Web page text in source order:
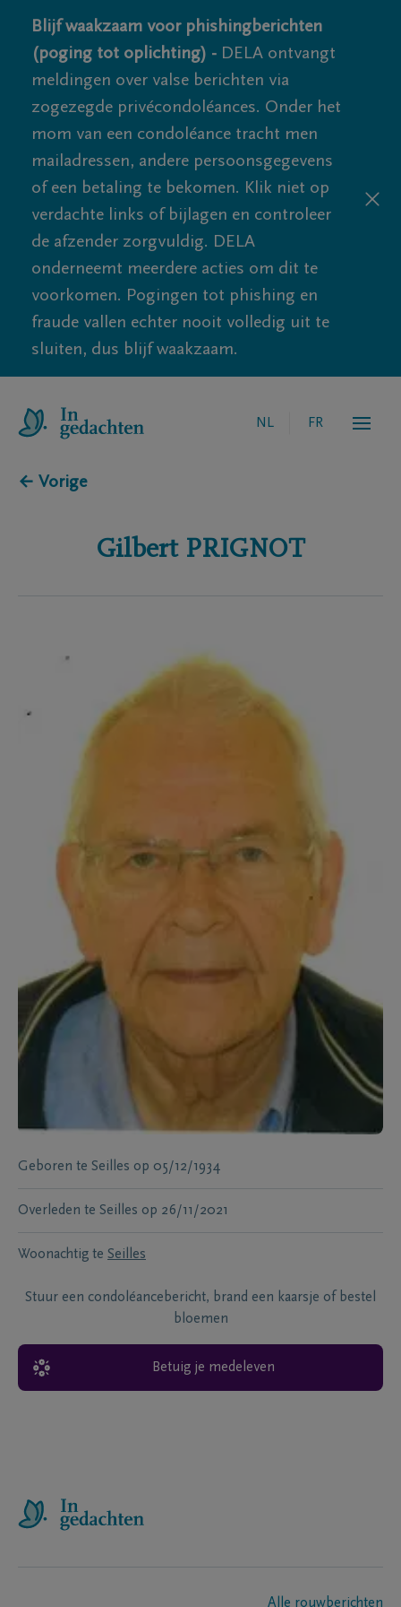
Blijf waakzaam voor phishingberichten
(poging tot oplichting) - DELA ontvangt
meldingen over valse berichten via
zogezegde privécondoléances. Onder het
mom van een condoléance tracht men
mailadressen, andere persoonsgegevens
of een betaling te bekomen. Klik niet op
verdachte links of bijlagen en controleer
de afzender zorgvuldig. DELA
onderneemt meerdere acties om dit te
voorkomen. Pogingen tot phishing en
fraude vallen echter nooit volledig uit te
sluiten, dus blijf waakzaam.
NL FR
← Vorige
Gilbert PRIGNOT
Geboren te Seilles op 05/12/1934
Overleden te Seilles op 26/11/2021
Woonachtig te Seilles
Stuur een condoléancebericht, brand een kaarsje of bestel
bloemen
Betuig je medeleven
Alle rouwberichten